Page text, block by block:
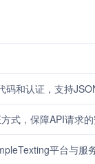
码和认证，支持
式，保障API请求
平台与服